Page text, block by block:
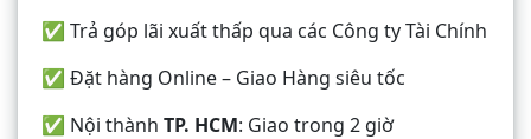
✅ Trả góp lãi xuất thấp qua các Công ty Tài Chính
✅ Đặt hàng Online – Giao Hàng siêu tốc
✅ Nội thành TP. HCM: Giao trong 2 giờ